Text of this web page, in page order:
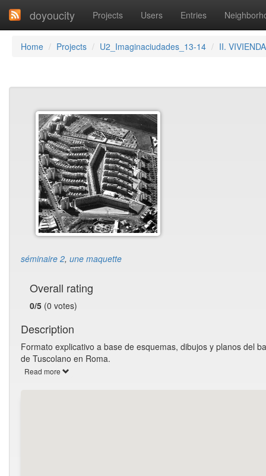
doyoucity Projects Users Entries
Home Projects U2_Imaginaciudades_13-14 II. VIVIENDA
séminaire 2, une maquette
Overall rating
0/5 (0 votes)
Description
Formato explicativo a base de esquemas, dibujos y planos del
de Tuscolano en Roma.
Read more